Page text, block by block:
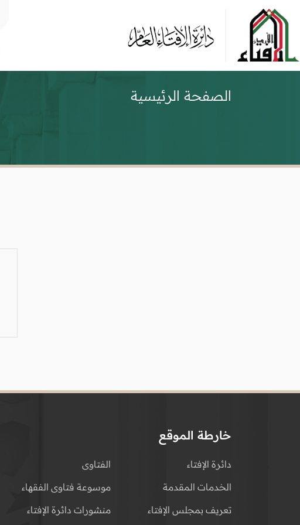
الصفحة الرئيسية
خارطة الموقع
دائرة الإفتاء
الخدمات المقدمة
تعريف بمجلس الإفتاء
الفتاوى
موسوعة فتاوى الفقهاء
منشورات دائرة الإفتاء